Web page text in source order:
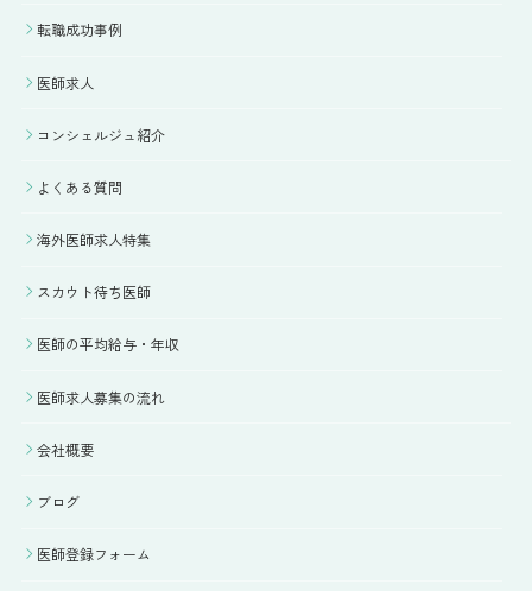
転職成功事例
医師求人
コンシェルジュ紹介
よくある質問
海外医師求人特集
スカウト待ち医師
医師の平均給与・年収
医師求人募集の流れ
会社概要
ブログ
医師登録フォーム